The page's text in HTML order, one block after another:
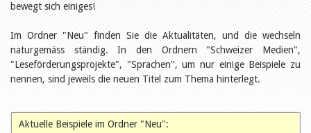
biblioBE nutzen
Qualitätsmanagement
Öffentlichkeitsarbeit
Leseförderung
Aus aller Welt
Verschiedenes
Tags
Aus- und Weiterbildung
bewegt sich einiges!
Im Ordner "Neu" finden Sie die Aktualitäten, und die wechseln
naturgemäss ständig. In den Ordnern "Schweizer Medien",
"Leseförderungsprojekte", "Sprachen", um nur einige Beispiele zu
nennen, sind jeweils die neuen Titel zum Thema hinterlegt.
Aktuelle Beispiele im Ordner "Neu":